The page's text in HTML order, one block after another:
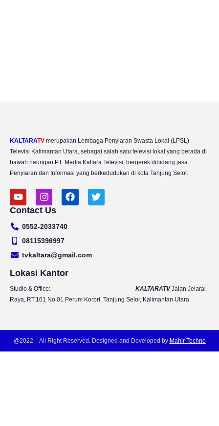
KALTARATV merupakan Lembaga Penyiaran Swasta Lokal (LPSL)
Televisi Kalimantan Utara, sebagai salah satu televisi lokal yang berada di
bawah naungan PT. Media Kaltara Televisi, bergerak dibidang jasa
Penyiaran dan Informasi yang berkedudukan di kota Tanjung Selor.
Y
o
u
u
b
I
n
s
a
g
a
m
F
a
k
T
w
Contact Us
0552-2033740
08115396997
tvkaltara@gmail.com
Lokasi Kantor
Studio & Office: KALTARATVJalan Jelarai
Raya, RT.101 No.01 Perum Korpri, Tanjung Selor, Kalimantan Utara.
@2022 – All Right Reserved. Designed and Developed by Mahir Techno